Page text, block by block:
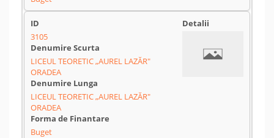
3105
LICEUL TEORETIC „AUREL LAZĂR"
ORADEA
LICEUL TEORETIC „AUREL LAZĂR"
ORADEA
Buget